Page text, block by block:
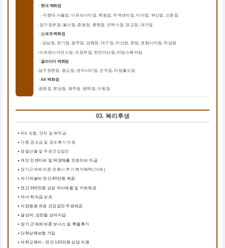
ㆍ현대 백화점
- 더현대 서울점, 디큐브시티점, 목동점, 무역센터점, 미아점, 부산점, 신촌점
- 압구정본점, 울산점, 중동점, 충청점, 킨텍스점, 판교점, 대구점
ㆍ신세계 백화점
- 강남점, 경기점, 광주점, 김해점, 대구점, 마산점, 본점, 센텀시티점, 하남점
-아트앤사이언스점, 의정부점, 천안아산점, 타임스퀘어점
ㆍ갤러리아 백화점
-압구정본점, 광교점, 센터시티점, 진주점, 타임월드점
ㆍAK 백화점
-광명점, 분당점, 원주점, 평택점, 수원점
03. 복리후생
4대 보험, 연차 및 퇴직금
각종 경조금 및 경조휴가 지원
명절선물 및 무료건강검진
개인 인센티브 및 매장매출 인센티브 지급
장기근속에 따른 전환시 추가 복지혜택( 아래 )
자기개발비 연간 80만원 제공
연간 360만원 상당 자사제품 및 키트제공
자녀 학자금 보조
지정병원 유료 건강검진 무료제공
설상여, 성탄절 상여지급
장기 근속에 따른 보너스 및 특별휴가
단체상해보험 가입
어학교육비 - 연간 120만원 상당 지원